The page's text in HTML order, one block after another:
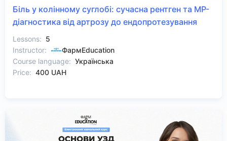
Біль у колінному суглобі: сучасна рентген та МР-
діагностика від артрозу до ендопротезування
Lessons: 5
Instructor:
ФармEducation
Course language: Українська
Price: 400 UAH